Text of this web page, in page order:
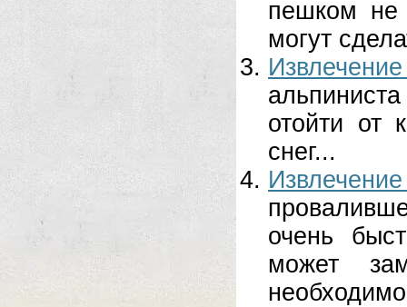
пешком не
могут
отойти от
снег...
очень
может